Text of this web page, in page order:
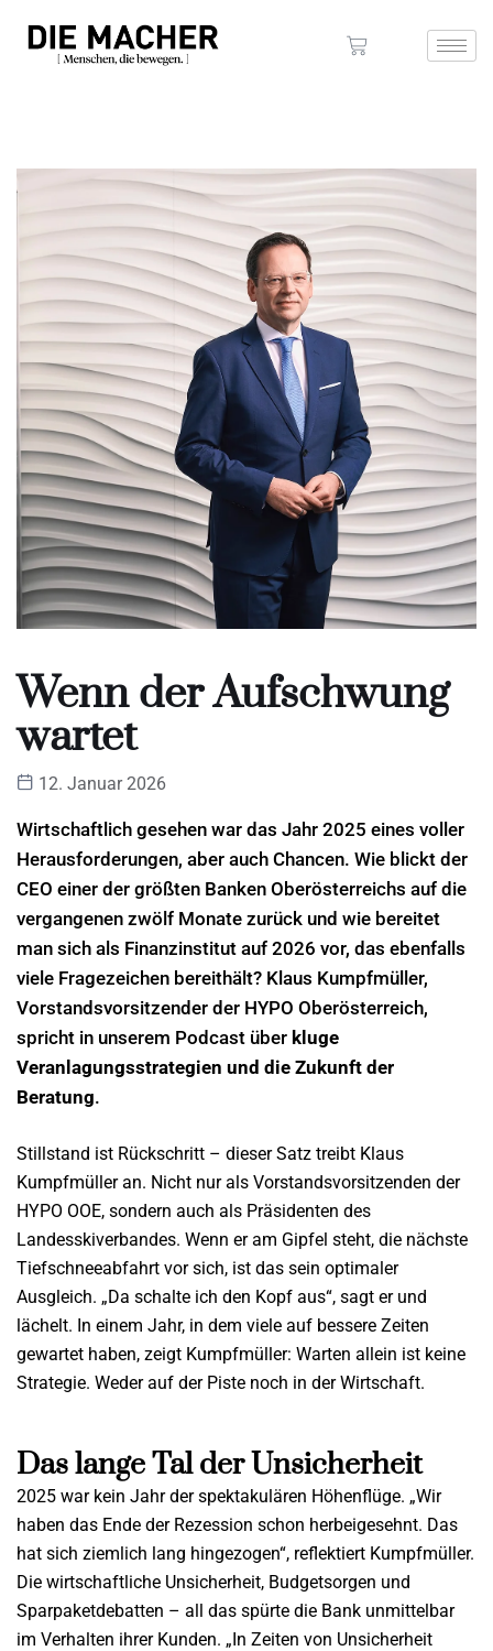
Wenn der Aufschwung
wartet
12. Januar 2026
Wirtschaftlich gesehen war das Jahr 2025 eines voller
Herausforderungen, aber auch Chancen. Wie blickt der
CEO einer der größten Banken Oberösterreichs auf die
vergangenen zwölf Monate zurück und wie bereitet
man sich als Finanzinstitut auf 2026 vor, das ebenfalls
viele Fragezeichen bereithält? Klaus Kumpfmüller,
Vorstandsvorsitzender der HYPO Oberösterreich,
spricht in unserem Podcast über kluge
Veranlagungsstrategien und die Zukunft der
Beratung.
Stillstand ist Rückschritt – dieser Satz treibt Klaus
Kumpfmüller an. Nicht nur als Vorstandsvorsitzenden der
HYPO OOE, sondern auch als Präsidenten des
Landesskiverbandes. Wenn er am Gipfel steht, die nächste
Tiefschneeabfahrt vor sich, ist das sein optimaler
Ausgleich. „Da schalte ich den Kopf aus“, sagt er und
lächelt. In einem Jahr, in dem viele auf bessere Zeiten
gewartet haben, zeigt Kumpfmüller: Warten allein ist keine
Strategie. Weder auf der Piste noch in der Wirtschaft.
Das lange Tal der Unsicherheit
2025 war kein Jahr der spektakulären Höhenflüge. „Wir
haben das Ende der Rezession schon herbeigesehnt. Das
hat sich ziemlich lang hingezogen“, reflektiert Kumpfmüller.
Die wirtschaftliche Unsicherheit, Budgetsorgen und
Sparpaketdebatten – all das spürte die Bank unmittelbar
im Verhalten ihrer Kunden. „In Zeiten von Unsicherheit